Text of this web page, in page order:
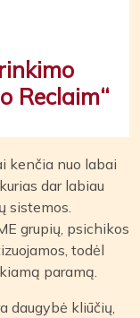
Reclaim“
kenčia nuo labai
dar labiau
sistemos.
grupių, psichikos
todėl
paramą.
daugybė kliūčių,